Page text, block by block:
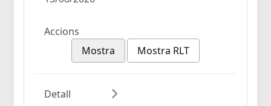
Accions
Mostra
Mostra RLT
Detall